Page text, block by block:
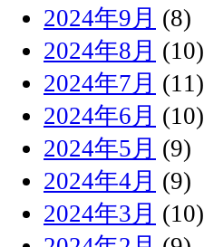
2024年9月 (8)
2024年8月 (10)
2024年7月 (11)
2024年6月 (10)
2024年5月 (9)
2024年4月 (9)
2024年3月 (10)